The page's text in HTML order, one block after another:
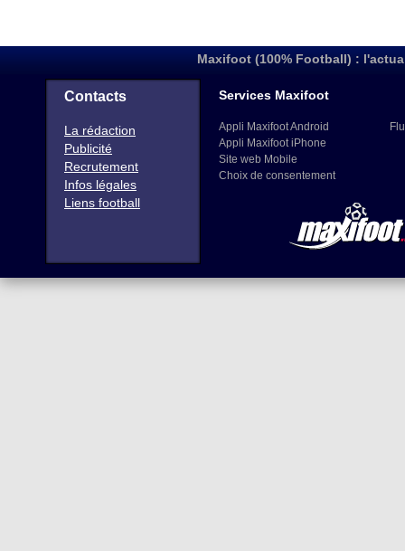
Maxifoot (100% Football) :
Contacts
La rédaction
Publicité
Recrutement
Infos légales
Liens football
Services Maxifoot
Appli Maxifoot Android
Appli Maxifoot iPhone
Site web Mobile
Choix de consentement